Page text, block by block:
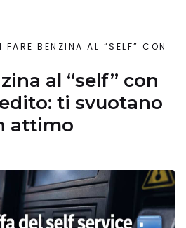
FARE BENZINA AL “SELF” CON
al “self” con
ti svuotano
attimo